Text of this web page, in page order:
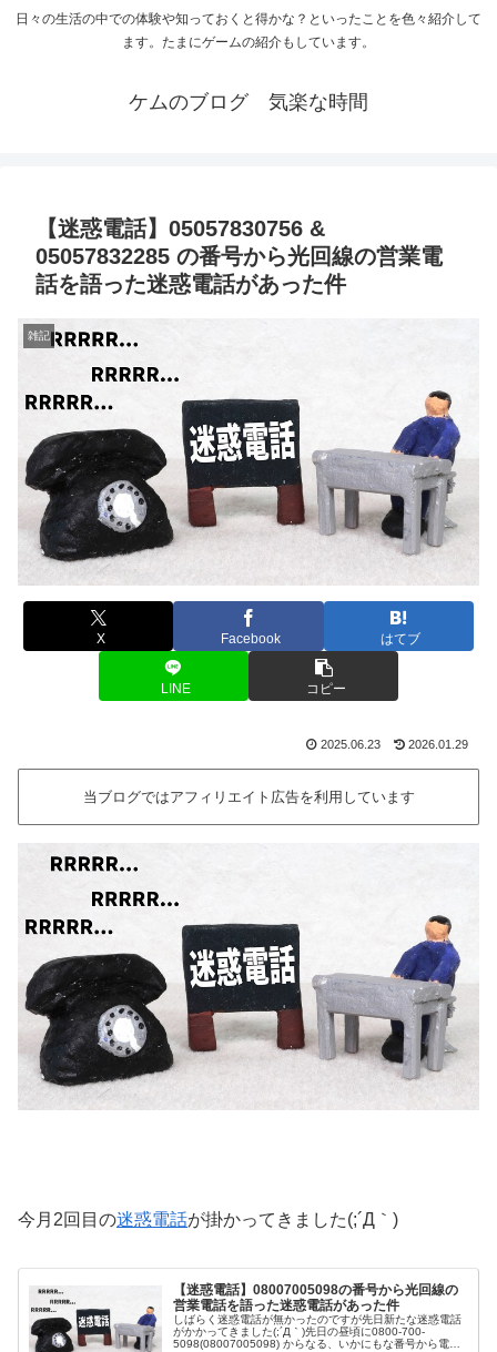
日々の生活の中での体験や知っておくと得かな？といったことを色々紹介して
ます。たまにゲームの紹介もしています。
ケムのブログ 気楽な時間
【迷惑電話】05057830756 &
05057832285 の番号から光回線の営業電
話を語った迷惑電話があった件
雑記
X Facebook はてブ
LINE コピー
2025.06.23 2026.01.29
当ブログではアフィリエイト広告を利用しています
今月2回目の迷惑電話が掛かってきました(;´Д｀)
【迷惑電話】08007005098の番号から光回線の
営業電話を語った迷惑電話があった件
しばらく迷惑電話が無かったのですが先日新たな迷惑電話
がかかってきました(;´Д｀)先日の昼頃に0800-700-
5098(08007005098) からなる、いかにもな番号から電話